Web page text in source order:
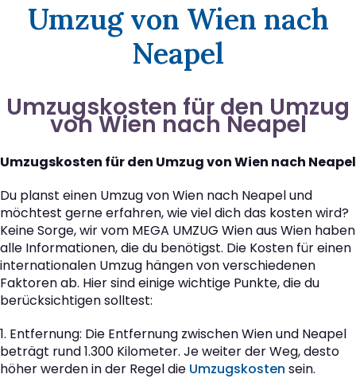
Umzug von Wien nach
Neapel
Umzugskosten für den Umzug
von Wien nach Neapel
Umzugskosten für den Umzug von Wien nach Neapel
Du planst einen Umzug von Wien nach Neapel und
möchtest gerne erfahren, wie viel dich das kosten wird?
Keine Sorge, wir vom MEGA UMZUG Wien aus Wien haben
alle Informationen, die du benötigst. Die Kosten für einen
internationalen Umzug hängen von verschiedenen
Faktoren ab. Hier sind einige wichtige Punkte, die du
berücksichtigen solltest:
1. Entfernung: Die Entfernung zwischen Wien und Neapel
beträgt rund 1.300 Kilometer. Je weiter der Weg, desto
höher werden in der Regel die Umzugskosten sein.